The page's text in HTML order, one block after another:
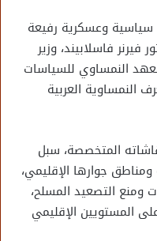
وعسكرية رفيعة
فاسلابيند، وزير
النمساوي للسياسات
النمساوية العربية
المتخصصة، سبل
ومناطق جوارها الإقليمي،
ومنع التصعيد المسلح،
المستويين الإقليمي